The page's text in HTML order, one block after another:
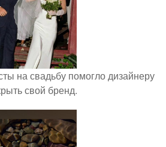
на свадьбу помогло дизайнеру
свой бренд.